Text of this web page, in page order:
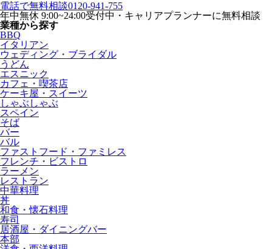
電話で無料相談0120-941-755
年中無休 9:00~24:00受付中・キャリアプランナーに無料相談
業種から探す
BBQ
イタリアン
ウェディング・ブライダル
うどん
エスニック
カフェ・喫茶店
ケーキ屋・スイーツ
しゃぶしゃぶ
スペイン
そば
バー
バル
ファストフード・ファミレス
フレンチ・ビストロ
ラーメン
レストラン
中華料理
丼
和食・懐石料理
寿司
居酒屋・ダイニングバー
本部